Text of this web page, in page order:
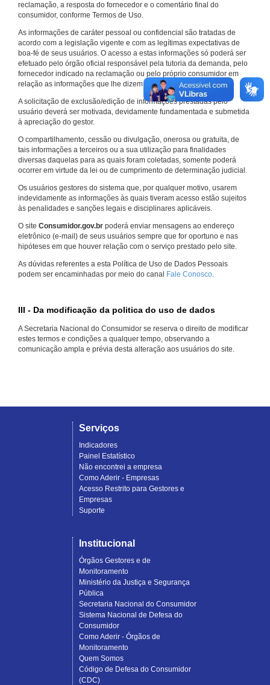
reclamação, a resposta do fornecedor e o comentário final do
consumidor, conforme Termos de Uso.
As informações de caráter pessoal ou confidencial são tratadas de
acordo com a legislação vigente e com as legítimas expectativas de
boa-fé de seus usuários. O acesso a estas informações só poderá ser
efetuado pelo órgão oficial responsável pela tutoria da demanda, pelo
fornecedor indicado na reclamação ou pelo próprio consumidor em
relação as informações que lhe dizem respeito.
A solicitação de exclusão/edição de informações prestadas pelo
usuário deverá ser motivada, devidamente fundamentada e submetida
à apreciação do gestor.
O compartilhamento, cessão ou divulgação, onerosa ou gratuita, de
tais informações a terceiros ou a sua utilização para finalidades
diversas daquelas para as quais foram coletadas, somente poderá
ocorrer em virtude da lei ou de cumprimento de determinação judicial.
Os usuários gestores do sistema que, por qualquer motivo, usarem
indevidamente as informações às quais tiveram acesso estão sujeitos
às penalidades e sanções legais e disciplinares aplicáveis.
O site Consumidor.gov.br poderá enviar mensagens ao endereço
eletrônico (e-mail) de seus usuários sempre que for oportuno e nas
hipóteses em que houver relação com o serviço prestado pelo site.
As dúvidas referentes a esta Política de Uso de Dados Pessoais
podem ser encaminhadas por meio do canal Fale Conosco.
III - Da modificação da politica do uso de dados
A Secretaria Nacional do Consumidor se reserva o direito de modificar
estes termos e condições a qualquer tempo, observando a
comunicação ampla e prévia desta alteração aos usuários do site.
Serviços
Indicadores
Painel Estatístico
Não encontrei a empresa
Como Aderir - Empresas
Acesso Restrito para Gestores e
Empresas
Suporte
Institucional
Órgãos Gestores e de
Monitoramento
Ministério da Justiça e Segurança
Pública
Secretaria Nacional do Consumidor
Sistema Nacional de Defesa do
Consumidor
Como Aderir - Órgãos de
Monitoramento
Quem Somos
Código de Defesa do Consumidor
(CDC)